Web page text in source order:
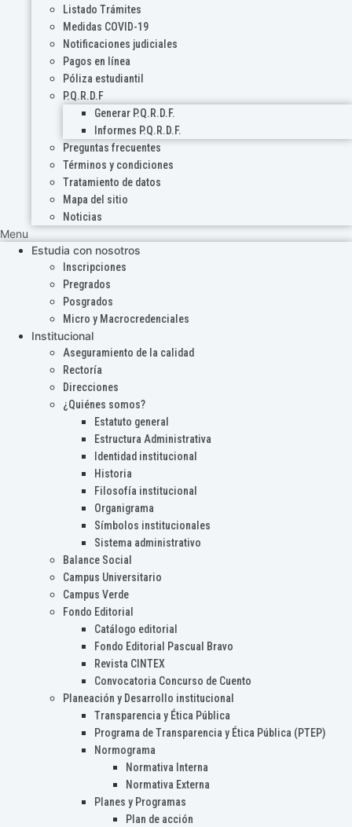
Listado Trámites
Medidas COVID-19
Notificaciones judiciales
Pagos en línea
Póliza estudiantil
P.Q.R.D.F
Generar P.Q.R.D.F.
Informes P.Q.R.D.F.
Preguntas frecuentes
Términos y condiciones
Tratamiento de datos
Mapa del sitio
Noticias
Menu
Estudia con nosotros
Inscripciones
Pregrados
Posgrados
Micro y Macrocredenciales
Institucional
Aseguramiento de la calidad
Rectoría
Direcciones
¿Quiénes somos?
Estatuto general
Estructura Administrativa
Identidad institucional
Historia
Filosofía institucional
Organigrama
Símbolos institucionales
Sistema administrativo
Balance Social
Campus Universitario
Campus Verde
Fondo Editorial
Catálogo editorial
Fondo Editorial Pascual Bravo
Revista CINTEX
Convocatoria Concurso de Cuento
Planeación y Desarrollo institucional
Transparencia y Ética Pública
Programa de Transparencia y Ética Pública (PTEP)
Normograma
Normativa Interna
Normativa Externa
Planes y Programas
Plan de acción